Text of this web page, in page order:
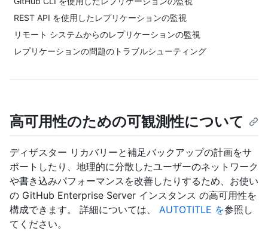
REST API を使用したレプリケーションの監視
リモート システムからのレプリケーションの監視
レプリケーションの問題のトラブルシューティング
高可用性のための可観測性について
ディザスター リカバリーと補足バックアップの計画をサ
ポートしたり、地理的に分散したユーザーのネットワーク
や書き込みパフォーマンスを改善したりするため、お使い
の GitHub Enterprise Server インスタンス の高可用性を
構成できます。 詳細については、 AUTOTITLE を参照し
てください。